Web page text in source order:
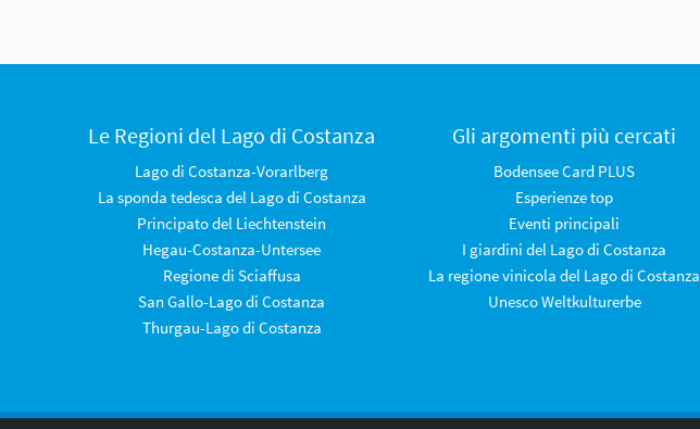
Le Regioni del Lago di Costanza
Lago di Costanza-Vorarlberg
La sponda tedesca del Lago di Costanza
Principato del Liechtenstein
Hegau-Costanza-Untersee
Regione di Sciaffusa
San Gallo-Lago di Costanza
Thurgau-Lago di Costanza
Gli argomenti più cercati
Bodensee Card PLUS
Esperienze top
Eventi principali
I giardini del Lago di Costanza
La regione vinicola del Lago di Costanza
Unesco Weltkulturerbe